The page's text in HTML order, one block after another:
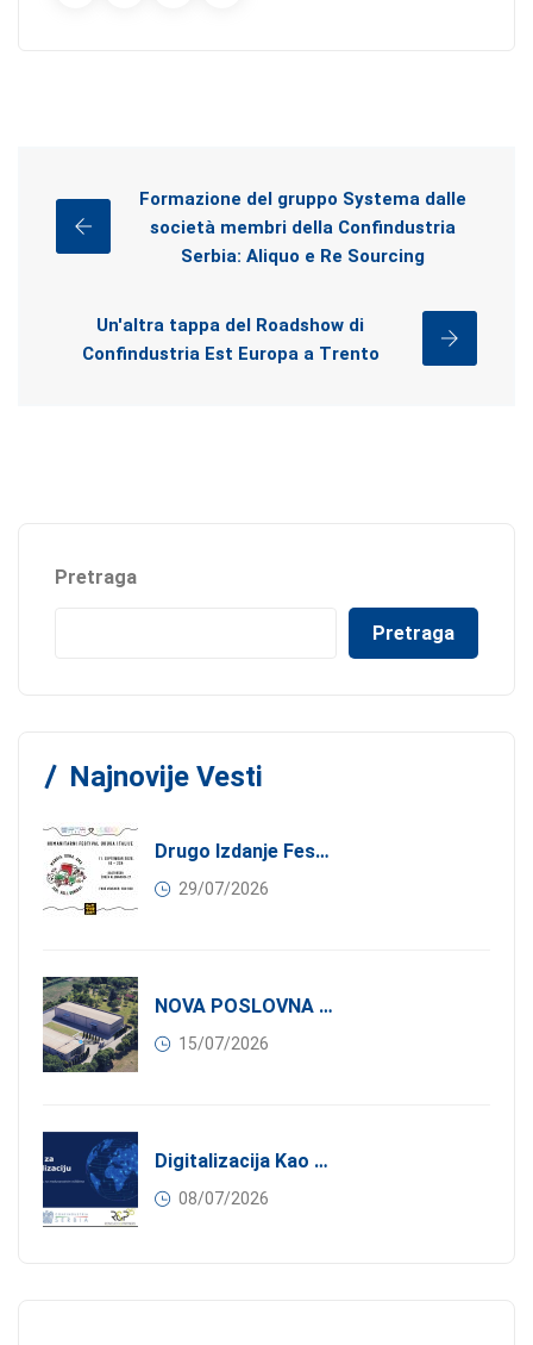
Formazione del gruppo Systema dalle
società membri della Confindustria
Serbia: Aliquo e Re Sourcing
Un'altra tappa del Roadshow di
Confindustria Est Europa a Trento
Pretraga
Pretraga
Najnovije Vesti
Drugo Izdanje Festivala JEDI.VOLI.DONIRAJ: Spoj Gastronomije I Solidarnosti
29/07/2026
NOVA POSLOVNA PRILIKA ZA ČLANOVE KONFINDUSTRIJE SRBIJA: Izdavanje Moderne Industrijske Hale U Pančevu – 1.200 M² U Industrijskoj Zoni
15/07/2026
Digitalizacija Kao Pokretač Internacionalizacije
08/07/2026